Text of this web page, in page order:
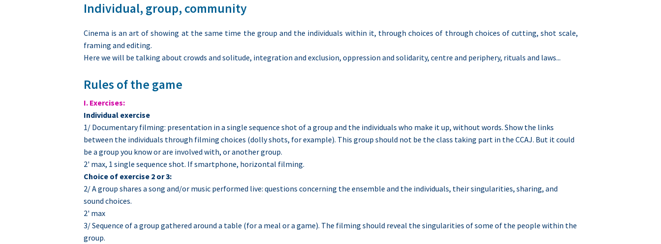
Individual, group, community
Cinema is an art of showing at the same time the group and the individuals within it, through choices of through choices of cutting, shot scale,
framing and editing.
Here we will be talking about crowds and solitude, integration and exclusion, oppression and solidarity, centre and periphery, rituals and laws...
Rules of the game
I. Exercises:
Individual exercise
1/ Documentary filming: presentation in a single sequence shot of a group and the individuals who make it up, without words. Show the links
between the individuals through filming choices (dolly shots, for example). This group should not be the class taking part in the CCAJ. But it could
be a group you know or are involved with, or another group.
2' max, 1 single sequence shot. If smartphone, horizontal filming.
Choice of exercise 2 or 3:
2/ A group shares a song and/or music performed live: questions concerning the ensemble and the individuals, their singularities, sharing, and
sound choices.
2' max
3/ Sequence of a group gathered around a table (for a meal or a game). The filming should reveal the singularities of some of the people within the
group.